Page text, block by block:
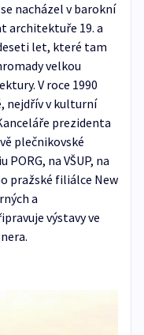
nacházel v barokní
architektuře 19. a
let, které tam
velkou
V roce 1990
nejdřív v kulturní
prezidenta
plečnikovské
na VŠUP, na
pražské filiálce New
a
výstavy ve